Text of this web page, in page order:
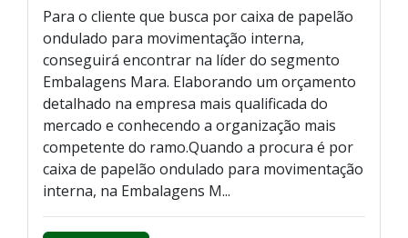
Para o cliente que busca por caixa de papelão
ondulado para movimentação interna,
conseguirá encontrar na líder do segmento
Embalagens Mara. Elaborando um orçamento
detalhado na empresa mais qualificada do
mercado e conhecendo a organização mais
competente do ramo.Quando a procura é por
caixa de papelão ondulado para movimentação
interna, na Embalagens M...